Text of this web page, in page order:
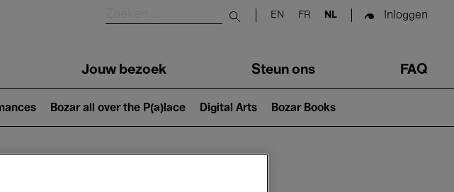
Submit search
EN FR NL Inloggen
Jouw bezoek Steun ons FAQ
Bozar all over the P(a)lace Digital Arts Bozar Books